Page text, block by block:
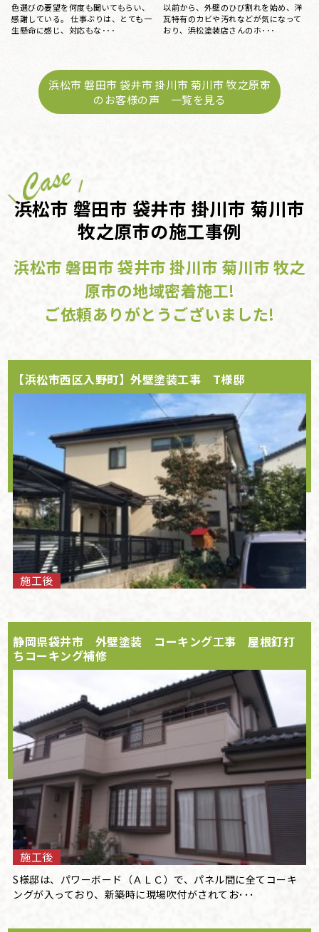
15年前にマイホームを購入してから、
特にお手入れはしておらず、ある時庇
この度は丁寧な施工、親切な対応、誠
にありがとうございました。 築25年、
ずっと気になっていた･･･
浜松市 磐田市 袋井市 掛川市 菊川市 牧之原市
のお客様の声 一覧を見る
浜松市 磐田市 袋井市 掛川市 菊川市
牧之原市の施工事例
浜松市 磐田市 袋井市 掛川市 菊川市 牧之
原市の地域密着施工!
ご依頼ありがとうございました!
【浜松市西区入野町】外壁塗装工事 T様邸
施工後
静岡県袋井市 外壁塗装 コーキング工事 屋根釘打
ちコーキング補修
施工後
S様邸は、パワーボード（ＡＬＣ）で、パネル間に全てコーキ
ングが入っており、新築時に現場吹付がされてお･･･